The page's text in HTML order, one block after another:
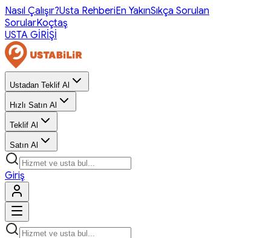
Nasıl Çalışır?Usta RehberiEn YakınSıkça Sorulan
SorularKoçtaş
USTA GİRİŞİ
Ustadan Teklif Al
Hızlı Satın Al
Teklif Al
Satın Al
Giriş